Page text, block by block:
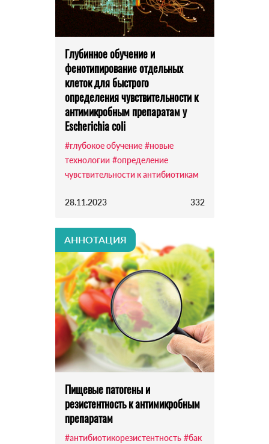
Глубинное обучение и
фенотипирование отдельных
клеток для быстрого
определения чувствительности к
антимикробным препаратам у
Escherichia coli
#глубокое обучение #новые
технологии #определение
чувствительности к антибиотикам
28.11.2023 332
АННОТАЦИЯ
Пищевые патогены и
резистентность к антимикробным
препаратам
#антибиотикорезистентность #бак